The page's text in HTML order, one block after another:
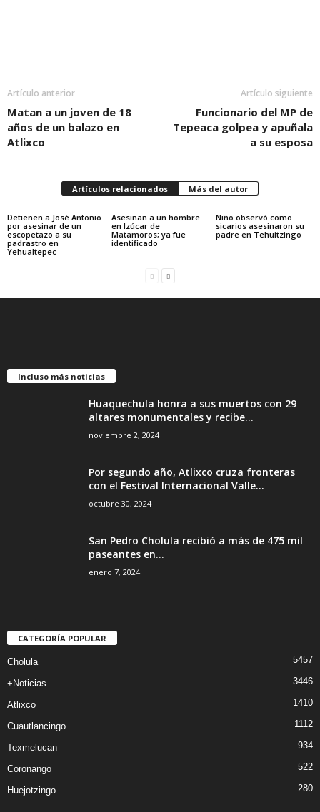
Artículo anterior
Matan a un joven de 18
años de un balazo en
Atlixco
Artículo siguiente
Funcionario del MP de
Tepeaca golpea y apuñala
a su esposa
Artículos relacionados Más del autor
Detienen a José Antonio
por asesinar de un
escopetazo a su
padrastro en
Yehualtepec
Asesinan a un hombre
en Izúcar de
Matamoros; ya fue
identificado
Niño observó como
sicarios asesinaron su
padre en Tehuitzingo
Incluso más noticias
Huaquechula honra a sus muertos con 29
altares monumentales y recibe...
noviembre 2, 2024
Por segundo año, Atlixco cruza fronteras
con el Festival Internacional Valle...
octubre 30, 2024
San Pedro Cholula recibió a más de 475 mil
paseantes en...
enero 7, 2024
CATEGORÍA POPULAR
Cholula 5457
+Noticias 3446
Atlixco 1410
Cuautlancingo 1112
Texmelucan 934
Coronango 522
Huejotzingo 280